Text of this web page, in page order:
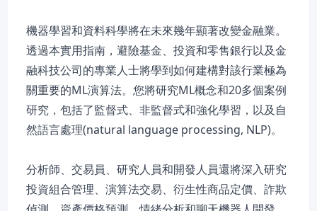
機器學習和資料科學將在未來幾年顯著改變金融業。
透過本實用指南，避險基金、投資和零售銀行以及金
融科技公司的專業人士將學到如何建構對該行業極為
關重要的ML演算法。您將研究ML概念和20多個案例
研究，包括了監督式、非監督式和強化學習，以及自
然語言處理(natural language processing, NLP)。
分析師、交易員、研究人員和開發人員還將深入研究
投資組合管理、演算法交易、衍生性商品定價、詐欺